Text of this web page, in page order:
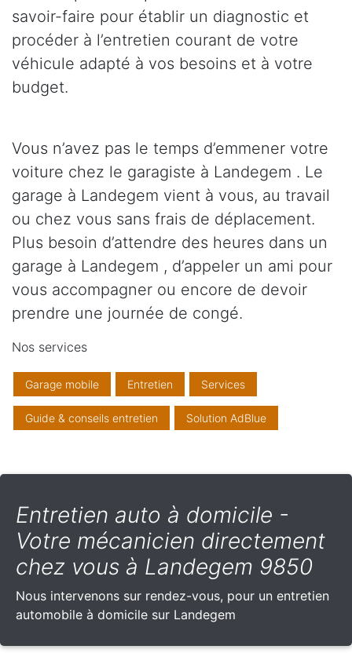
savoir-faire pour établir un diagnostic et
procéder à l’entretien courant de votre
véhicule adapté à vos besoins et à votre
budget.
Vous n’avez pas le temps d’emmener votre
voiture chez le garagiste à Landegem . Le
garage à Landegem vient à vous, au travail
ou chez vous sans frais de déplacement.
Plus besoin d’attendre des heures dans un
garage à Landegem , d’appeler un ami pour
vous accompagner ou encore de devoir
prendre une journée de congé.
Nos services
Garage mobile Entretien Services
Guide & conseils entretien Solution AdBlue
Entretien auto à domicile -
Votre mécanicien directement
chez vous à Landegem 9850
Nous intervenons sur rendez-vous, pour un entretien
automobile à domicile sur Landegem